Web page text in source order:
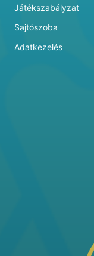
Játékszabályzat
Sajtószoba
Adatkezelés